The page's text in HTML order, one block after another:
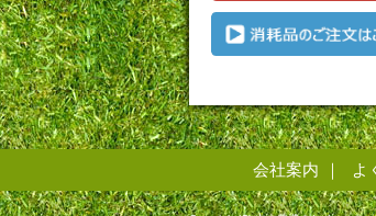
会社案内 よ